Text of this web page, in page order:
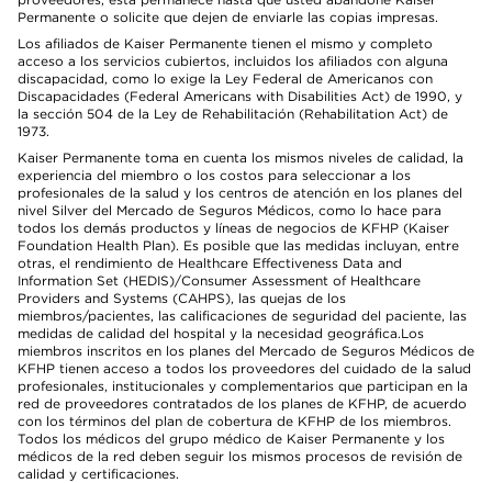
Permanente o solicite que dejen de enviarle las copias impresas.
Los afiliados de Kaiser Permanente tienen el mismo y completo
acceso a los servicios cubiertos, incluidos los afiliados con alguna
discapacidad, como lo exige la Ley Federal de Americanos con
Discapacidades (Federal Americans with Disabilities Act) de 1990, y
la sección 504 de la Ley de Rehabilitación (Rehabilitation Act) de
1973.
Kaiser Permanente toma en cuenta los mismos niveles de calidad, la
experiencia del miembro o los costos para seleccionar a los
profesionales de la salud y los centros de atención en los planes del
nivel Silver del Mercado de Seguros Médicos, como lo hace para
todos los demás productos y líneas de negocios de KFHP (Kaiser
Foundation Health Plan). Es posible que las medidas incluyan, entre
otras, el rendimiento de Healthcare Effectiveness Data and
Information Set (HEDIS)/Consumer Assessment of Healthcare
Providers and Systems (CAHPS), las quejas de los
miembros/pacientes, las calificaciones de seguridad del paciente, las
medidas de calidad del hospital y la necesidad geográfica.Los
miembros inscritos en los planes del Mercado de Seguros Médicos de
KFHP tienen acceso a todos los proveedores del cuidado de la salud
profesionales, institucionales y complementarios que participan en la
red de proveedores contratados de los planes de KFHP, de acuerdo
con los términos del plan de cobertura de KFHP de los miembros.
Todos los médicos del grupo médico de Kaiser Permanente y los
médicos de la red deben seguir los mismos procesos de revisión de
calidad y certificaciones.